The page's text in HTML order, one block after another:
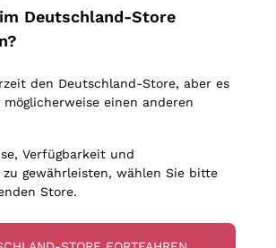
Deutschland-Store
den Deutschland-Store, aber es
einen anderen
Verfügbarkeit und
zu gewährleisten, wählen Sie bitte
Store.